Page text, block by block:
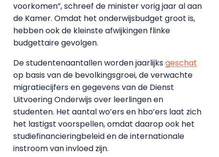
voorkomen”, schreef de minister vorig jaar al aan
de Kamer. Omdat het onderwijsbudget groot is,
hebben ook de kleinste afwijkingen flinke
budgettaire gevolgen.
De studentenaantallen worden jaarlijksgeschat
op basis van de bevolkingsgroei, de verwachte
migratiecijfers en gegevens van de Dienst
Uitvoering Onderwijs over leerlingen en
studenten. Het aantal wo’ers en hbo’ers laat zich
het lastigst voorspellen, omdat daarop ook het
studiefinancieringbeleid en de internationale
instroom van invloed zijn.